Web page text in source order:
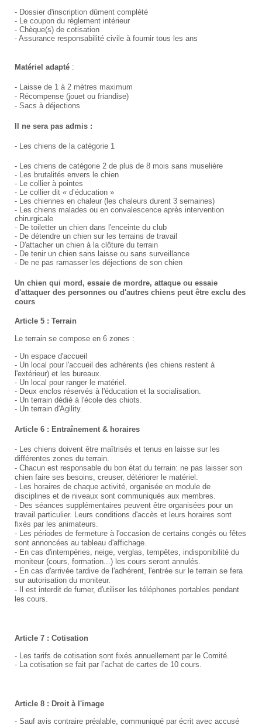
- Dossier d'inscription dûment complété
- Le coupon du règlement intérieur
- Chèque(s) de cotisation
- Assurance responsabilité civile à fournir tous les ans
Matériel adapté :
- Laisse de 1 à 2 mètres maximum
- Récompense (jouet ou friandise)
- Sacs à déjections
Il ne sera pas admis :
- Les chiens de la catégorie 1
- Les chiens de catégorie 2 de plus de 8 mois sans muselière
- Les brutalités envers le chien
- Le collier à pointes
-
Le collier dit « d’éducation »
- Les chiennes en chaleur (les chaleurs durent 3 semaines)
- Les chiens malades ou en convalescence après intervention
chirurgicale
- De toiletter un chien dans l'enceinte du club
- De détendre un chien sur les terrains de travail
- D'attacher un chien à la clôture du terrain
- De tenir un chien sans laisse ou sans surveillance
- De ne pas ramasser les déjections de son chien
Un chien qui mord, essaie de mordre, attaque ou essaie
d'attaquer des personnes ou d'autres chiens peut être exclu des
cours
Article 5 : Terrain
Le terrain se compose en 6 zones :
- Un espace d'accueil
- Un local pour l'accueil des adhérents (les chiens restent à
l'extérieur) et les bureaux.
- Un local pour ranger le matériel.
- Deux enclos réservés à l'éducation et la socialisation.
- Un terrain dédié à l'école des chiots.
- Un terrain d'Agility.
Article 6 : Entraînement & horaires
- Les chiens doivent être maîtrisés et tenus en laisse sur les
différentes zones du terrain.
- Chacun est responsable du bon état du terrain: ne pas laisser son
chien faire ses besoins, creuser, détériorer le matériel.
- Les horaires de chaque activité, organisée en module de
disciplines et de niveaux sont communiqués aux membres.
- Des séances supplémentaires peuvent être organisées pour un
travail particulier. Leurs conditions d'accès et leurs horaires sont
fixés par les animateurs.
- Les périodes de fermeture à l'occasion de certains congés ou fêtes
sont annoncées au tableau d'affichage.
- En cas d'intempéries, neige, verglas, tempêtes, indisponibilité du
moniteur (cours, formation...) les cours seront annulés.
- En cas d'arrivée tardive de l'adhérent, l'entrée sur le terrain se fera
sur autorisation du moniteur.
- Il est interdit de fumer, d'utiliser les téléphones portables pendant
les cours.
Article 7 : Cotisation
- Les tarifs de cotisation sont fixés annuellement par le Comité.
- La cotisation se fait par l’achat de cartes de 10 cours.
Article 8 : Droit à l'image
- Sauf avis contraire préalable, communiqué par écrit avec accusé